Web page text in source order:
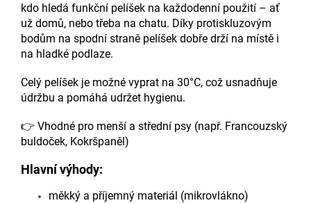
kdo hledá funkční pelíšek na každodenní použití – ať
už domů, nebo třeba na chatu. Díky protiskluzovým
bodům na spodní straně pelíšek dobře drží na místě i
na hladké podlaze.
Celý pelíšek je možné vyprat na 30°C, což usnadňuje
údržbu a pomáhá udržet hygienu.
👉 Vhodné pro menší a střední psy (např. Francouzský
buldoček, Kokršpaněl)
Hlavní výhody:
měkký a příjemný materiál (mikrovlákno)